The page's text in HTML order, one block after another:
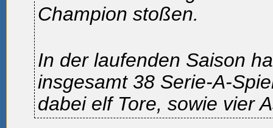
Champion stoßen.
In der laufenden Saison
insgesamt 38 Serie-A-
dabei elf Tore, sowie vier